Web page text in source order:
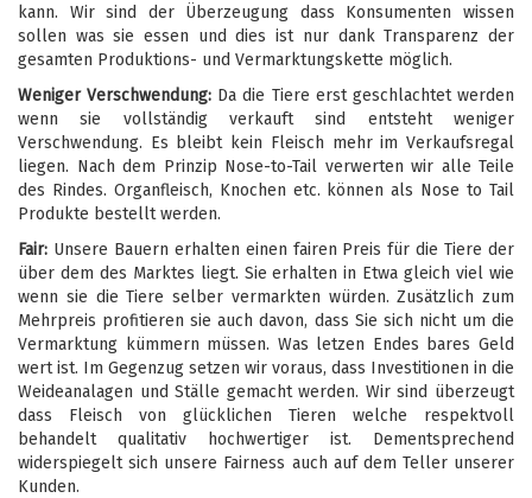
kann. Wir sind der Überzeugung dass Konsumenten wissen
sollen was sie essen und dies ist nur dank Transparenz der
gesamten Produktions- und Vermarktungskette möglich.
Weniger Verschwendung: Da die Tiere erst geschlachtet werden
wenn sie vollständig verkauft sind entsteht weniger
Verschwendung. Es bleibt kein Fleisch mehr im Verkaufsregal
liegen. Nach dem Prinzip Nose-to-Tail verwerten wir alle Teile
des Rindes. Organfleisch, Knochen etc. können als Nose to Tail
Produkte bestellt werden.
Fair: Unsere Bauern erhalten einen fairen Preis für die Tiere der
über dem des Marktes liegt. Sie erhalten in Etwa gleich viel wie
wenn sie die Tiere selber vermarkten würden. Zusätzlich zum
Mehrpreis profitieren sie auch davon, dass Sie sich nicht um die
Vermarktung kümmern müssen. Was letzen Endes bares Geld
wert ist. Im Gegenzug setzen wir voraus, dass Investitionen in die
Weideanalagen und Ställe gemacht werden. Wir sind überzeugt
dass Fleisch von glücklichen Tieren welche respektvoll
behandelt qualitativ hochwertiger ist. Dementsprechend
widerspiegelt sich unsere Fairness auch auf dem Teller unserer
Kunden.